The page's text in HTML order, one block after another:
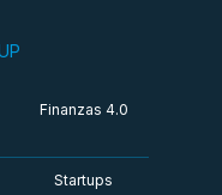
Finanzas 4.0
Startups